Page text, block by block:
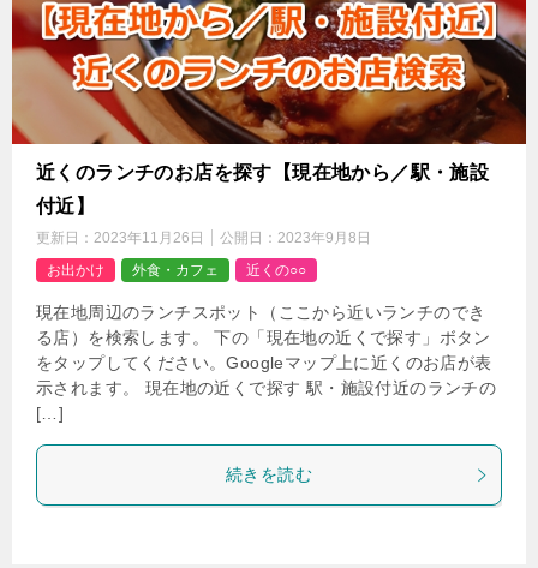
近くのランチのお店を探す【現在地から／駅・施設
付近】
更新日： 2023年11月26日 公開日： 2023年9月8日
お出かけ
外食・カフェ 近くの○○
現在地周辺のランチスポット（ここから近いランチのでき
る店）を検索します。 下の「現在地の近くで探す」ボタン
をタップしてください。Googleマップ上に近くのお店が表
示されます。 現在地の近くで探す 駅・施設付近のランチの
[…]
続きを読む